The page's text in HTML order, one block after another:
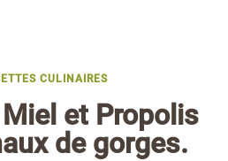
CULINAIRES
et Propolis
de gorges.